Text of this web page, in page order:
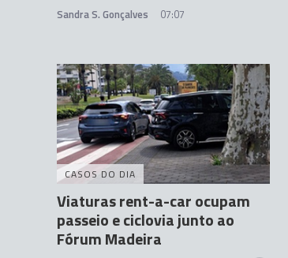
Sandra S. Gonçalves 07:07
CASOS DO DIA
Viaturas rent-a-car ocupam
passeio e ciclovia junto ao
Fórum Madeira